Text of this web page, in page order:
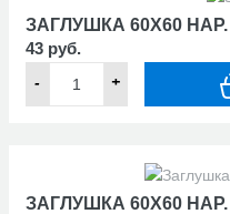
ЗАГЛУШКА 60Х60
43 руб.
- +
ЗАГЛУШКА 60Х60